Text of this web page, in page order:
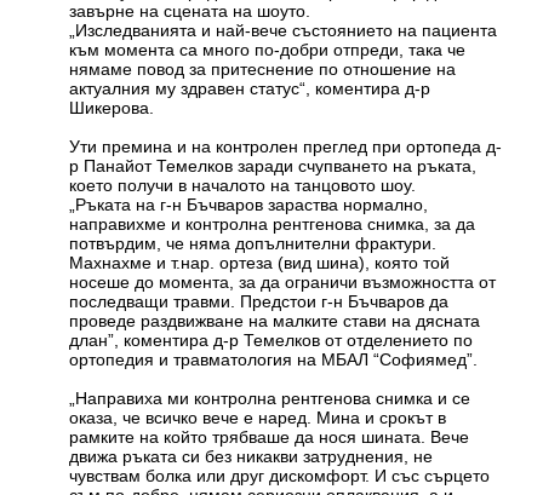
завърне на сцената на шоуто.
„Изследванията и най-вече състоянието на пациента
към момента са много по-добри отпреди, така че
нямаме повод за притеснение по отношение на
актуалния му здравен статус“, коментира д-р
Шикерова.
Ути премина и на контролен преглед при ортопеда д-
р Панайот Темелков заради счупването на ръката,
което получи в началото на танцовото шоу.
„Ръката на г-н Бъчваров зараства нормално,
направихме и контролна рентгенова снимка, за да
потвърдим, че няма допълнителни фрактури.
Махнахме и т.нар. ортеза (вид шина), която той
носеше до момента, за да ограничи възможността от
последващи травми. Предстои г-н Бъчваров да
проведе раздвижване на малките стави на дясната
длан”, коментира д-р Темелков от отделението по
ортопедия и травматология на МБАЛ “Софиямед”.
„Направиха ми контролна рентгенова снимка и се
оказа, че всичко вече е наред. Мина и срокът в
рамките на който трябваше да нося шината. Вече
движа ръката си без никакви затруднения, не
чувствам болка или друг дискомфорт. И със сърцето